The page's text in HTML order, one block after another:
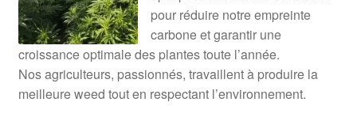
pour réduire notre empreinte
carbone et garantir une
croissance optimale des plantes toute l’année.
Nos agriculteurs, passionnés, travaillent à produire la
meilleure weed tout en respectant l’environnement.